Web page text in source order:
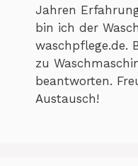
Jahren
bin ich der
waschpflege.de.
zu
beantworten.
Austausch!